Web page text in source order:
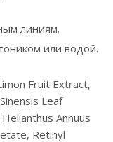
линиям.
или водой.
Fruit Extract,
Leaf
Annuus
Retinyl